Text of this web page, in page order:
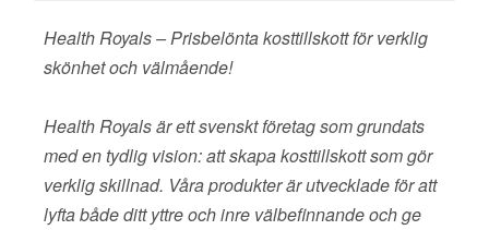
Health Royals – Prisbelönta kosttillskott för verklig
skönhet och välmående!
Health Royals är ett svenskt företag som grundats
med en tydlig vision: att skapa kosttillskott som gör
verklig skillnad. Våra produkter är utvecklade för att
lyfta både ditt yttre och inre välbefinnande och ge